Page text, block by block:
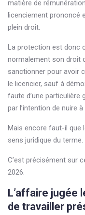
matière de
licenciement prononcé
plein droit.
La protection est donc
normalement son droit
sanctionner pour avoir
le licencier, sauf à
faute d’une particulière
par l’intention de nuire
Mais encore faut-il que
sens juridique du terme.
C’est précisément sur
2026.
L’affaire jugée
de travailler